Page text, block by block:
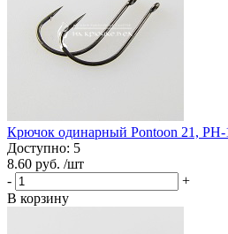
Крючок одинарный Pontoon 21, PH-
Доступно: 5
8.60 руб. /шт
-
+
В корзину